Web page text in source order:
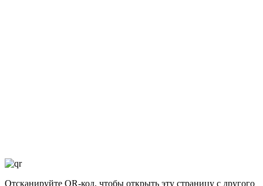
Отсканируйте QR-код, чтобы открыть эту страницу с другого